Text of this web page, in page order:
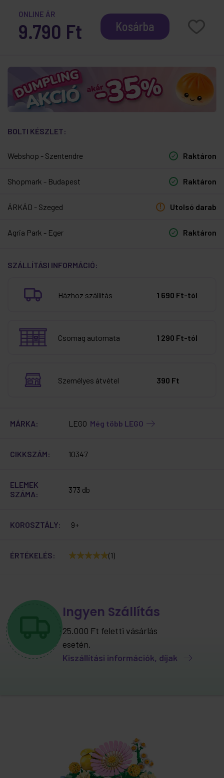
ONLINE ÁR
9.790 Ft Kosárba
BOLTI KÉSZLET:
Webshop - Szentendre Raktáron
Shopmark - Budapest Raktáron
ÁRKÁD - Szeged Utolsó darab
Agria Park - Eger Raktáron
SZÁLLÍTÁSI INFORMÁCIÓ:
Házhoz szállítás 1 690 Ft-tól
Csomag automata 1 290 Ft-tól
Személyes átvétel 390 Ft
MÁRKA: LEGO Még több LEGO
CIKKSZÁM: 10347
ELEMEK
SZÁMA:
373 db
KOROSZTÁLY: 9+
ÉRTÉKELÉS: (1)
Ingyen Szállítás
25.000 Ft feletti vásárlás
esetén.
Kiszállítási információk, díjak